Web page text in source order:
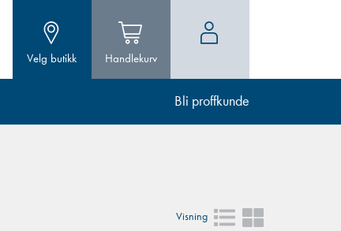
Velg butikk Handlekurv
Bli proffkunde
Visning